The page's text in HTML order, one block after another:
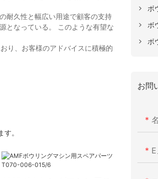
耐久性と幅広い用途で顧客の支持
となっている。 このような有望な
り、お客様のアドバイスに積極的
。
ボ
ボ
ボ
お問